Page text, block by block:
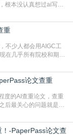
根本没认真想过ai写论
据，生成内容本质是基
过程中，很容易复用已
重
不少人都会用AIGC工
在几乎所有院校和期刊
降AIGC检测率的网
智能伙伴AIGC生成内
论文查重
度的AI查重论文，查重
后最关心的问题就是ai
文献、网络内容，生成
的作品撞重复，甚至会
-PaperPass论文查